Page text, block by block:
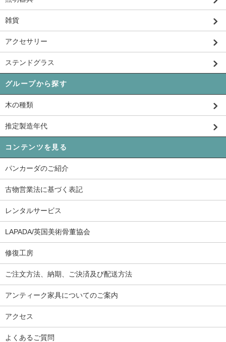
雑貨
アクセサリー
ステンドグラス
グループから探す
木の種類
推定製造年代
コンテンツを見る
パンカーダのご紹介
古物営業法に基づく表記
レンタルサービス
LAPADA/英国美術骨董協会
修復工房
ご注文方法、納期、ご決済及び配送方法
アンティーク家具についてのご案内
アクセス
よくあるご質問